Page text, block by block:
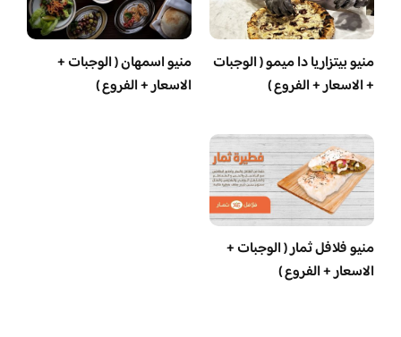
منيو بيتزاريا دا ميمو ( الوجبات
+ الاسعار + الفروع )
منيو اسمهان ( الوجبات +
الاسعار + الفروع )
منيو فلافل ثمار ( الوجبات +
الاسعار + الفروع )